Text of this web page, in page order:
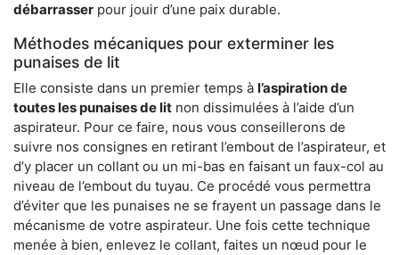
débarrasser pour jouir d’une paix durable.
Méthodes mécaniques pour exterminer les
punaises de lit
Elle consiste dans un premier temps à l’aspiration de
toutes les punaises de lit non dissimulées à l’aide d’un
aspirateur. Pour ce faire, nous vous conseillerons de
suivre nos consignes en retirant l’embout de l’aspirateur, et
d’y placer un collant ou un mi-bas en faisant un faux-col au
niveau de l’embout du tuyau. Ce procédé vous permettra
d’éviter que les punaises ne se frayent un passage dans le
mécanisme de votre aspirateur. Une fois cette technique
menée à bien, enlevez le collant, faites un nœud pour le